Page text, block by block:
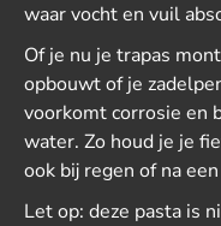
waar vocht en vuil
Of je nu je trapas
opbouwt of je
voorkomt corrosie en
water. Zo houd je je
ook bij regen of na
Let op: deze pasta is